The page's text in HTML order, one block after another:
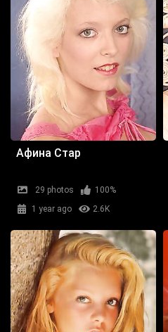
Афина Стар
29 photos
100%
1 year ago
2.6K